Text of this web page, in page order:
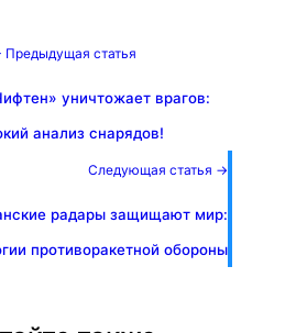
Предыдущая статья
уничтожает врагов:
анализ снарядов!
Следующая статья →
радары защищают мир:
противоракетной обороны